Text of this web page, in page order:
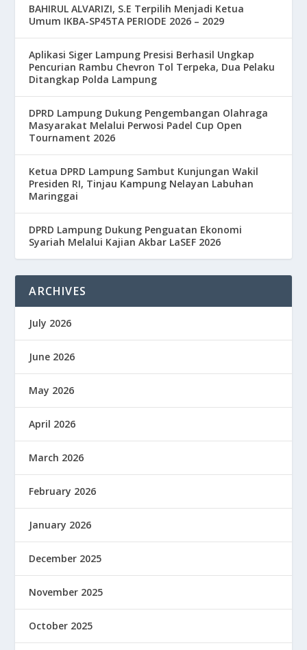
BAHIRUL ALVARIZI, S.E Terpilih Menjadi Ketua
Umum IKBA-SP45TA PERIODE 2026 – 2029
Aplikasi Siger Lampung Presisi Berhasil Ungkap
Pencurian Rambu Chevron Tol Terpeka, Dua Pelaku
Ditangkap Polda Lampung
DPRD Lampung Dukung Pengembangan Olahraga
Masyarakat Melalui Perwosi Padel Cup Open
Tournament 2026
Ketua DPRD Lampung Sambut Kunjungan Wakil
Presiden RI, Tinjau Kampung Nelayan Labuhan
Maringgai
DPRD Lampung Dukung Penguatan Ekonomi
Syariah Melalui Kajian Akbar LaSEF 2026
ARCHIVES
July 2026
June 2026
May 2026
April 2026
March 2026
February 2026
January 2026
December 2025
November 2025
October 2025